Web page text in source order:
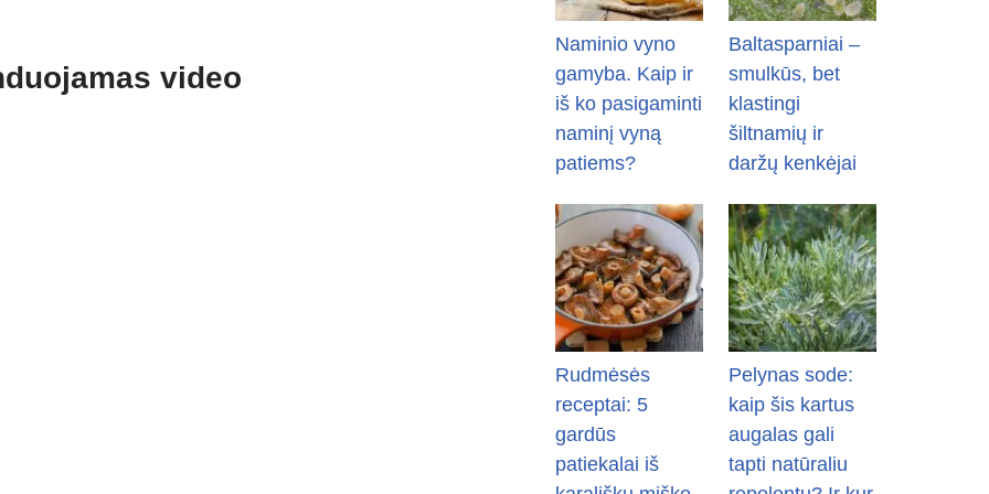
video
Naminio vyno
gamyba. Kaip ir
iš ko pasigaminti
naminį vyną
patiems?
Baltasparniai –
smulkūs, bet
klastingi
šiltnamių ir
daržų kenkėjai
Rudmėsės
receptai: 5
gardūs
patiekalai iš
Pelynas sode:
kaip šis kartus
augalas gali
tapti natūraliu